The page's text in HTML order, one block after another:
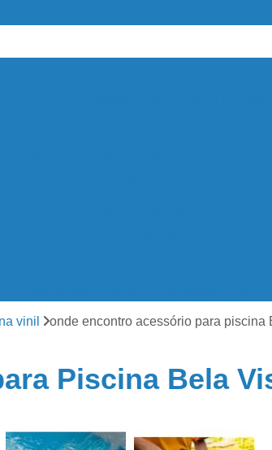
Aquecedor Solar Piscina
Aquecedor de
Aquecedor Piscina Fibra
Aquecedor
Cloro para Piscina 10kg
vinil onde encontro acessório para piscina
Piscina Bela